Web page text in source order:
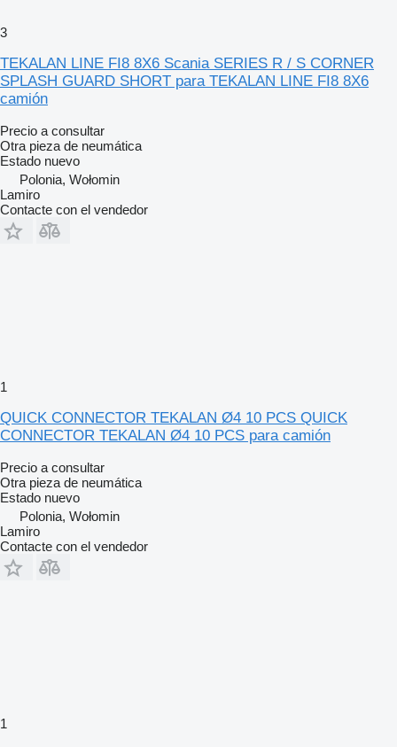
3
TEKALAN LINE FI8 8X6 Scania SERIES R / S CORNER
SPLASH GUARD SHORT para TEKALAN LINE FI8 8X6
camión
Precio a consultar
Otra pieza de neumática
Estado nuevo
Polonia, Wołomin
Lamiro
Contacte con el vendedor
1
QUICK CONNECTOR TEKALAN Ø4 10 PCS QUICK
CONNECTOR TEKALAN Ø4 10 PCS para camión
Precio a consultar
Otra pieza de neumática
Estado nuevo
Polonia, Wołomin
Lamiro
Contacte con el vendedor
1